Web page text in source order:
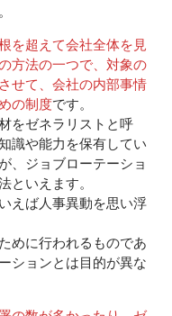
を超えて会社全体を見
方法の一つで、対象の
せて、会社の内部事情
の制度です。
をゼネラリストと呼
識や能力を保有してい
、ジョブローテーショ
といえます。
えば人事異動を思い浮
めに行われるものであ
ションとは目的が異な